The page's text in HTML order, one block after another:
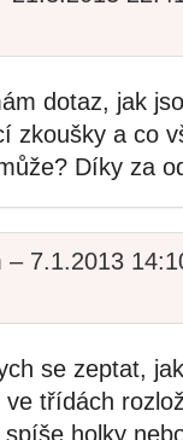
dotaz, jak
zkoušky a co
Díky za
– 7.1.2013
se zeptat,
ve třídách
holky